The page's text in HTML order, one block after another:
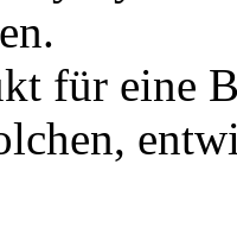
für eine